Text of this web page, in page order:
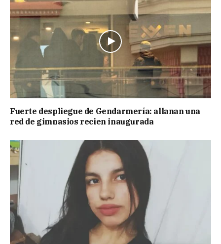
Fuerte despliegue de Gendarmería: allanan una
red de gimnasios recien inaugurada